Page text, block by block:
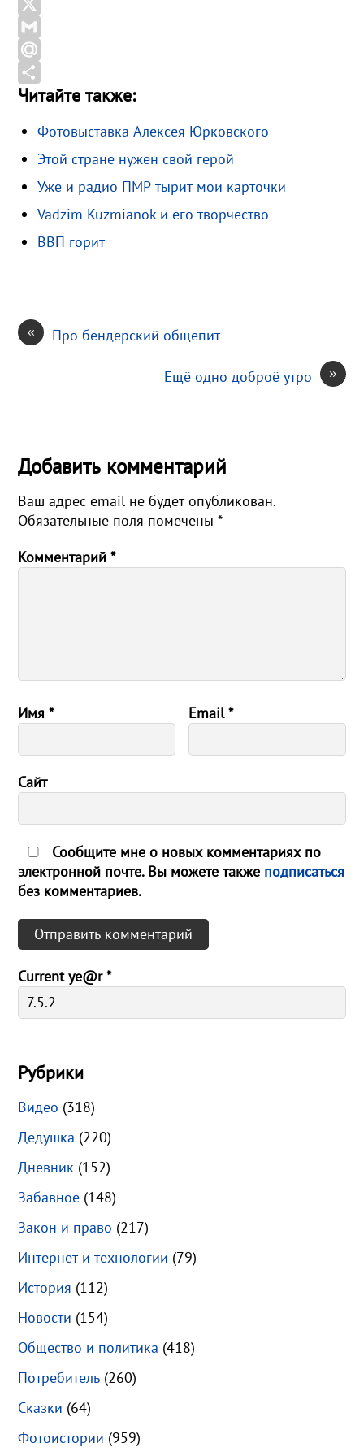
e
b
o
o
k
e
l
e
g
r
m
O
d
n
o
k
a
s
s
n
X
G
m
a
M
a
R
u
О
п
р
а
в
Читайте также:
Фотовыставка Алексея Юрковского
Этой стране нужен свой герой
Уже и радио ПМР тырит мои карточки
Vadzim Kuzmianok и его творчество
ВВП горит
« Про бендерский общепит
»
Ещё одно доброё утро
Добавить комментарий
Ваш адрес email не будет опубликован.
Обязательные поля помечены*
Комментарий*
Имя* Email*
Сайт
Сообщите мне о новых комментариях по
электронной почте. Вы можете также подписаться
без комментариев.
Current ye@r*
Рубрики
Видео (318)
Дедушка (220)
Дневник (152)
Забавное (148)
Закон и право (217)
Интернет и технологии (79)
История (112)
Новости (154)
Общество и политика (418)
Потребитель (260)
Сказки (64)
Фотоистории (959)